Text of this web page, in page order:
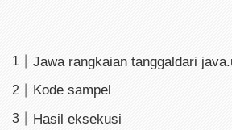
Jawa rangkaian tanggaldari
Kode sampel
Hasil eksekusi